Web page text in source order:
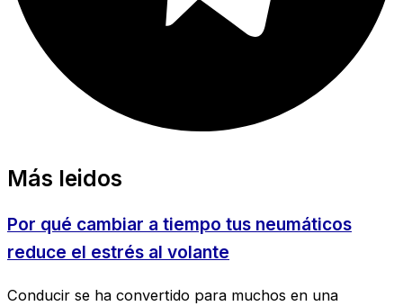
Más leidos
Por qué cambiar a tiempo tus neumáticos
reduce el estrés al volante
Conducir se ha convertido para muchos en una